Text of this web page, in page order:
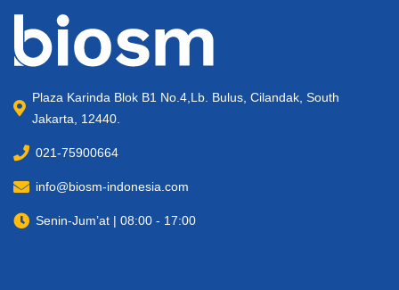
Plaza Karinda Blok B1 No.4,Lb. Bulus, Cilandak, South
Jakarta, 12440.
021-75900664
info@biosm-indonesia.com
Senin-Jum’at | 08:00 - 17:00